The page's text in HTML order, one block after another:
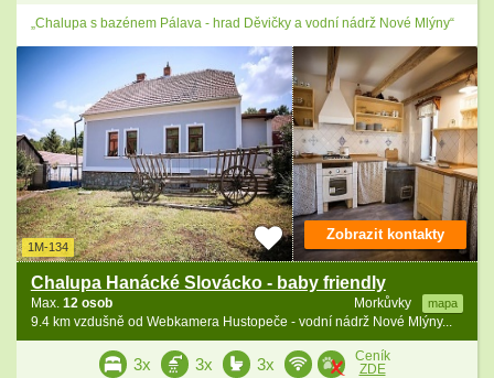
„Chalupa s bazénem Pálava - hrad Děvičky a vodní nádrž Nové Mlýny“
1M-134
Chalupa Hanácké Slovácko - baby friendly
Morkůvky mapa
Max. 12 osob
9.4 km vzdušně od Webkamera Hustopeče - vodní nádrž Nové Mlýny...
Zobrazit kontakty
3x 3x 3x
Ceník
ZDE